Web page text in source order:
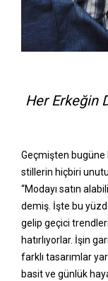
Her Erkeğin
Geçmişten
stillerin hiçbiri
“Modayı satın
demiş. İşte bu
gelip geçici
hatırlıyorlar. İşin
farklı tasarımlar
basit ve günlük